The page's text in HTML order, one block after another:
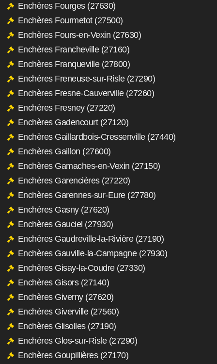
Enchères Fourges (27630)
Enchères Fourmetot (27500)
Enchères Fours-en-Vexin (27630)
Enchères Francheville (27160)
Enchères Franqueville (27800)
Enchères Freneuse-sur-Risle (27290)
Enchères Fresne-Cauverville (27260)
Enchères Fresney (27220)
Enchères Gadencourt (27120)
Enchères Gaillardbois-Cressenville (27440)
Enchères Gaillon (27600)
Enchères Gamaches-en-Vexin (27150)
Enchères Garencières (27220)
Enchères Garennes-sur-Eure (27780)
Enchères Gasny (27620)
Enchères Gauciel (27930)
Enchères Gaudreville-la-Rivière (27190)
Enchères Gauville-la-Campagne (27930)
Enchères Gisay-la-Coudre (27330)
Enchères Gisors (27140)
Enchères Giverny (27620)
Enchères Giverville (27560)
Enchères Glisolles (27190)
Enchères Glos-sur-Risle (27290)
Enchères Goupillières (27170)